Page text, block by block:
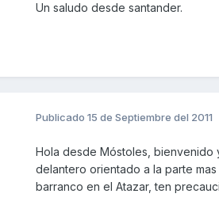
Un saludo desde santander.
Publicado 15 de Septiembre del 2011
Hola desde Móstoles, bienvenido
delantero orientado a la parte
barranco en el Atazar, ten